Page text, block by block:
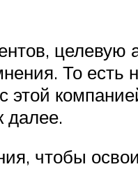
То есть
этой
далее.
чтобы